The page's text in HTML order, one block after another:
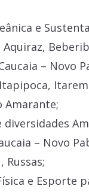
e
– Novo
Amarante;
diversidades
– Novo
Russas;
e Esporte